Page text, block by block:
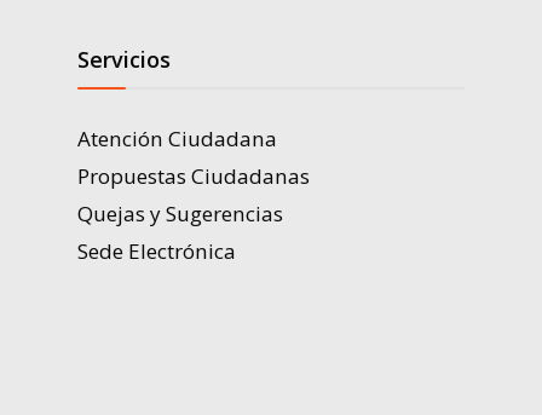
Servicios
Atención Ciudadana
Propuestas Ciudadanas
Quejas y Sugerencias
Sede Electrónica